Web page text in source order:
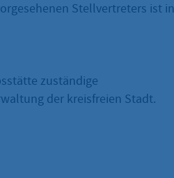
Stellvertreters ist in
zuständige
der kreisfreien Stadt.